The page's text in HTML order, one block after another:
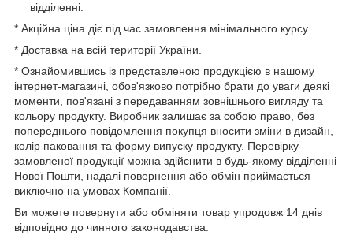
відділенні.
* Акційна ціна діє під час замовлення мінімального курсу.
* Доставка на всій території України.
* Ознайомившись із представленою продукцією в нашому
інтернет-магазині, обов'язково потрібно брати до уваги деякі
моменти, пов'язані з передаванням зовнішнього вигляду та
кольору продукту. Виробник залишає за собою право, без
попереднього повідомлення покупця вносити зміни в дизайн,
колір паковання та форму випуску продукту. Перевірку
замовленої продукції можна здійснити в будь-якому відділенні
Нової Пошти, надалі повернення або обмін приймається
виключно на умовах Компанії.
Ви можете повернути або обміняти товар упродовж 14 днів
відповідно до чинного законодавства.